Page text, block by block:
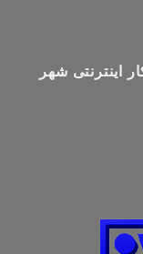
اینترنتی شهر